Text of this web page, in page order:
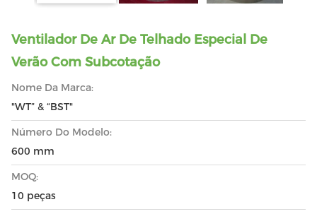
Ventilador De Ar De Telhado Especial De
Verão Com Subcotação
Nome Da Marca:
"WT” & “BST"
Número Do Modelo:
600 mm
MOQ:
10 peças